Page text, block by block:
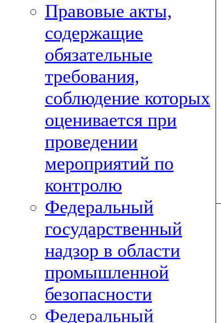
Правовые акты,
содержащие
обязательные
требования,
соблюдение которых
оценивается при
проведении
мероприятий по
контролю
Федеральный
государственный
надзор в области
промышленной
безопасности
Федеральный